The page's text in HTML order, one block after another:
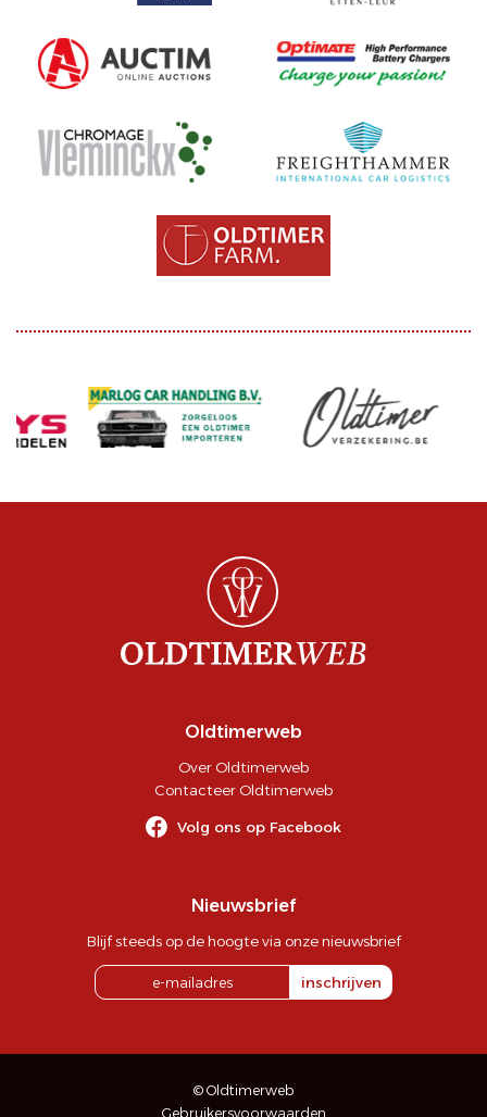
Oldtimerweb
Over Oldtimerweb
Contacteer Oldtimerweb
Volg ons op Facebook
Nieuwsbrief
Blijf steeds op de hoogte via onze nieuwsbrief
inschrijven
© Oldtimerweb
Gebruikersvoorwaarden